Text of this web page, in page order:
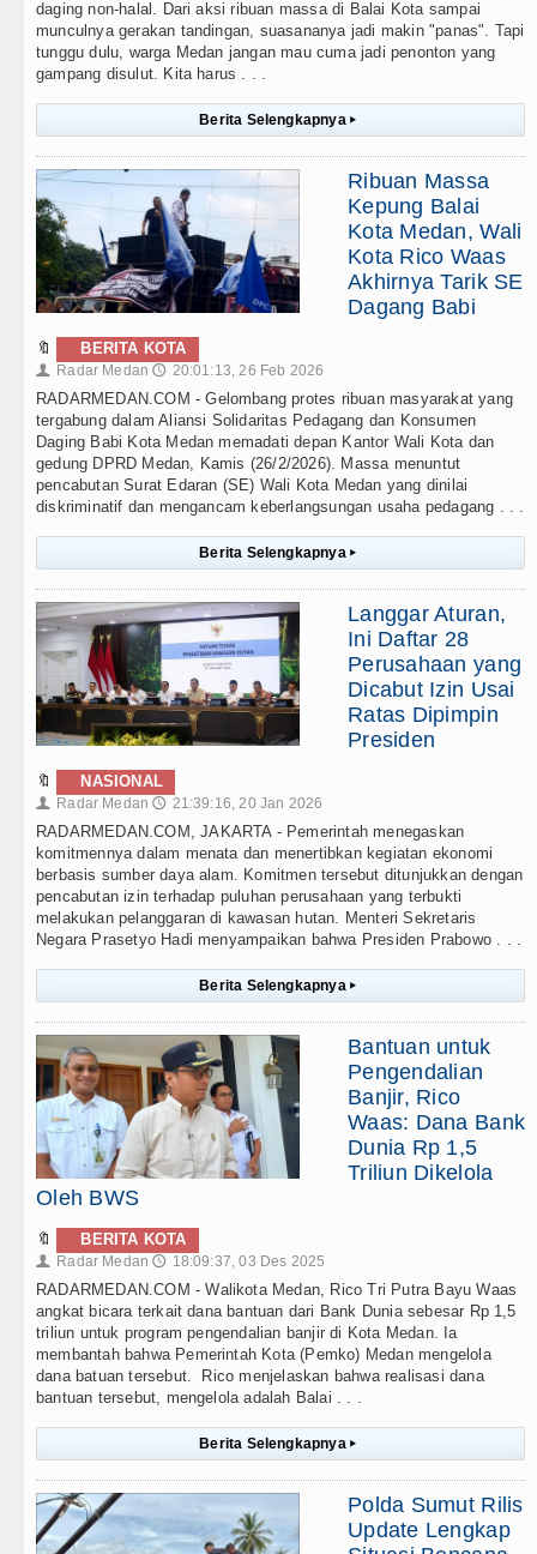
daging non-halal. Dari aksi ribuan massa di Balai Kota sampai
munculnya gerakan tandingan, suasananya jadi makin "panas". Tapi
tunggu dulu, warga Medan jangan mau cuma jadi penonton yang
gampang disulut. Kita harus . . .
Berita Selengkapnya ▸
Ribuan Massa
Kepung Balai
Kota Medan, Wali
Kota Rico Waas
Akhirnya Tarik SE
Dagang Babi
🔖 BERITA KOTA
👤 Radar Medan 🕔 20:01:13, 26 Feb 2026
RADARMEDAN.COM - Gelombang protes ribuan masyarakat yang
tergabung dalam Aliansi Solidaritas Pedagang dan Konsumen
Daging Babi Kota Medan memadati depan Kantor Wali Kota dan
gedung DPRD Medan, Kamis (26/2/2026). Massa menuntut
pencabutan Surat Edaran (SE) Wali Kota Medan yang dinilai
diskriminatif dan mengancam keberlangsungan usaha pedagang . . .
Berita Selengkapnya ▸
Langgar Aturan,
Ini Daftar 28
Perusahaan yang
Dicabut Izin Usai
Ratas Dipimpin
Presiden
🔖 NASIONAL
👤 Radar Medan 🕔 21:39:16, 20 Jan 2026
RADARMEDAN.COM, JAKARTA - Pemerintah menegaskan
komitmennya dalam menata dan menertibkan kegiatan ekonomi
berbasis sumber daya alam. Komitmen tersebut ditunjukkan dengan
pencabutan izin terhadap puluhan perusahaan yang terbukti
melakukan pelanggaran di kawasan hutan. Menteri Sekretaris
Negara Prasetyo Hadi menyampaikan bahwa Presiden Prabowo . . .
Berita Selengkapnya ▸
Bantuan untuk
Pengendalian
Banjir, Rico
Waas: Dana Bank
Dunia Rp 1,5
Triliun Dikelola
Oleh BWS
🔖 BERITA KOTA
👤 Radar Medan 🕔 18:09:37, 03 Des 2025
RADARMEDAN.COM - Walikota Medan, Rico Tri Putra Bayu Waas
angkat bicara terkait dana bantuan dari Bank Dunia sebesar Rp 1,5
triliun untuk program pengendalian banjir di Kota Medan. Ia
membantah bahwa Pemerintah Kota (Pemko) Medan mengelola
dana batuan tersebut. Rico menjelaskan bahwa realisasi dana
bantuan tersebut, mengelola adalah Balai . . .
Berita Selengkapnya ▸
Polda Sumut Rilis
Update Lengkap